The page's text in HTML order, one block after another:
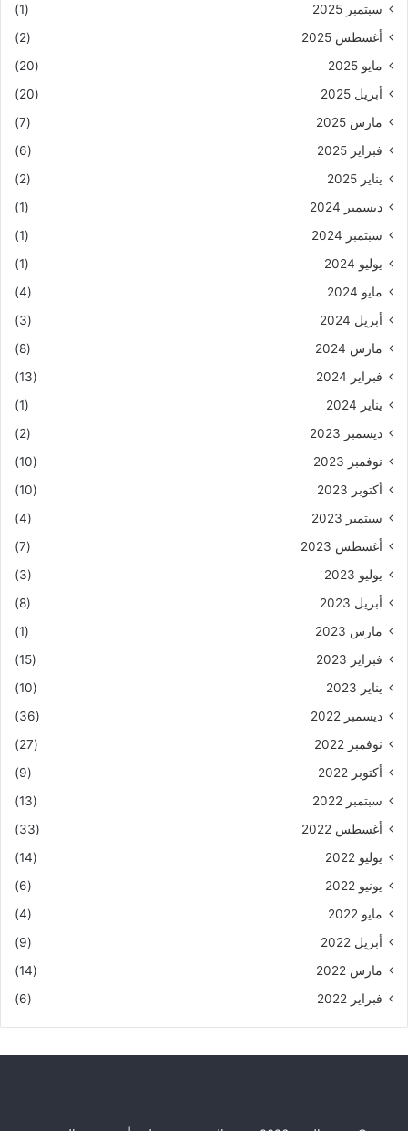
سبتمبر 2025
(1)
أغسطس 2025
(2)
مايو 2025
(20)
أبريل 2025
(20)
مارس 2025
(7)
فبراير 2025
(6)
يناير 2025
(2)
ديسمبر 2024
(1)
سبتمبر 2024
(1)
يوليو 2024
(1)
مايو 2024
(4)
أبريل 2024
(3)
مارس 2024
(8)
فبراير 2024
(13)
يناير 2024
(1)
ديسمبر 2023
(2)
نوفمبر 2023
(10)
أكتوبر 2023
(10)
سبتمبر 2023
(4)
أغسطس 2023
(7)
يوليو 2023
(3)
أبريل 2023
(8)
مارس 2023
(1)
فبراير 2023
(15)
يناير 2023
(10)
ديسمبر 2022
(36)
نوفمبر 2022
(27)
أكتوبر 2022
(9)
سبتمبر 2022
(13)
أغسطس 2022
(33)
يوليو 2022
(14)
يونيو 2022
(6)
مايو 2022
(4)
أبريل 2022
(9)
مارس 2022
(14)
فبراير 2022
(6)